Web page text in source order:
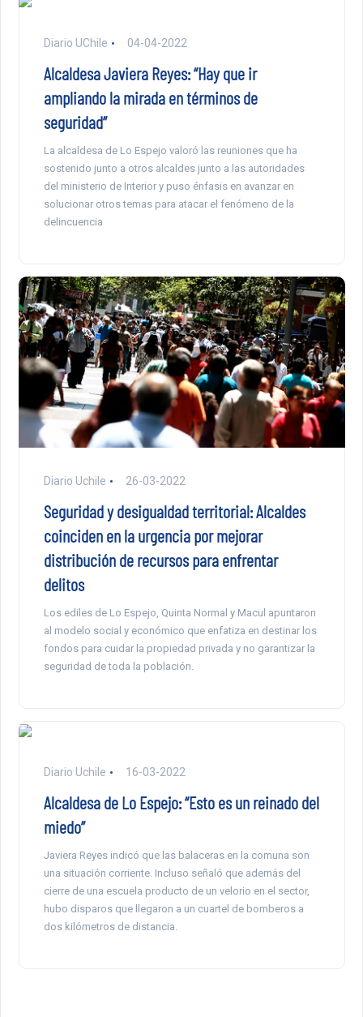
Diario UChile 04-04-2022
Alcaldesa Javiera Reyes: “Hay que ir
ampliando la mirada en términos de
seguridad”
La alcaldesa de Lo Espejo valoró las reuniones que ha
sostenido junto a otros alcaldes junto a las autoridades
del ministerio de Interior y puso énfasis en avanzar en
solucionar otros temas para atacar el fenómeno de la
delincuencia
Diario Uchile 26-03-2022
Seguridad y desigualdad territorial: Alcaldes
coinciden en la urgencia por mejorar
distribución de recursos para enfrentar
delitos
Los ediles de Lo Espejo, Quinta Normal y Macul apuntaron
al modelo social y económico que enfatiza en destinar los
fondos para cuidar la propiedad privada y no garantizar la
seguridad de toda la población.
Diario Uchile 16-03-2022
Alcaldesa de Lo Espejo: “Esto es un reinado del
miedo”
Javiera Reyes indicó que las balaceras en la comuna son
una situación corriente. Incluso señaló que además del
cierre de una escuela producto de un velorio en el sector,
hubo disparos que llegaron a un cuartel de bomberos a
dos kilómetros de distancia.